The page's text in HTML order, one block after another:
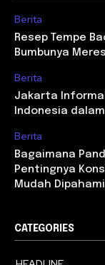
Berita
Resep Tempe
Bumbunya
Berita
Jakarta
Indonesia
Berita
Bagaimana
Pentingnya
Mudah Dipahami
CATEGORIES